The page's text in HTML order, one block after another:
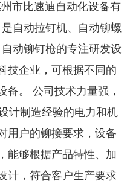
比速迪自动化设备有
是自动拉钉机、自动铆螺
动铆钉枪的专注研发设
技企业，可根据不同的
备。 公司技术力量强，
计制造经验的电力和机
用户的铆接要求，设备
能够根据产品特性、加
计，符合客户生产要求